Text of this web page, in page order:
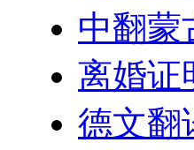
中翻蒙
离婚证
德文翻